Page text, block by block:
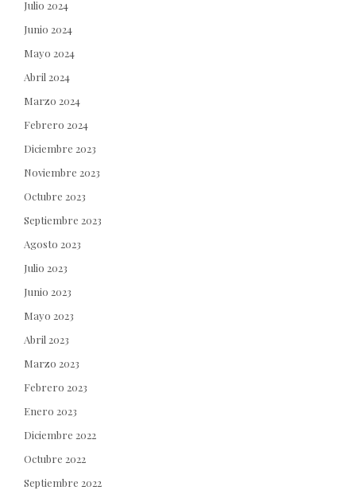
Julio 2024
Junio 2024
Mayo 2024
Abril 2024
Marzo 2024
Febrero 2024
Diciembre 2023
Noviembre 2023
Octubre 2023
Septiembre 2023
Agosto 2023
Julio 2023
Junio 2023
Mayo 2023
Abril 2023
Marzo 2023
Febrero 2023
Enero 2023
Diciembre 2022
Octubre 2022
Septiembre 2022